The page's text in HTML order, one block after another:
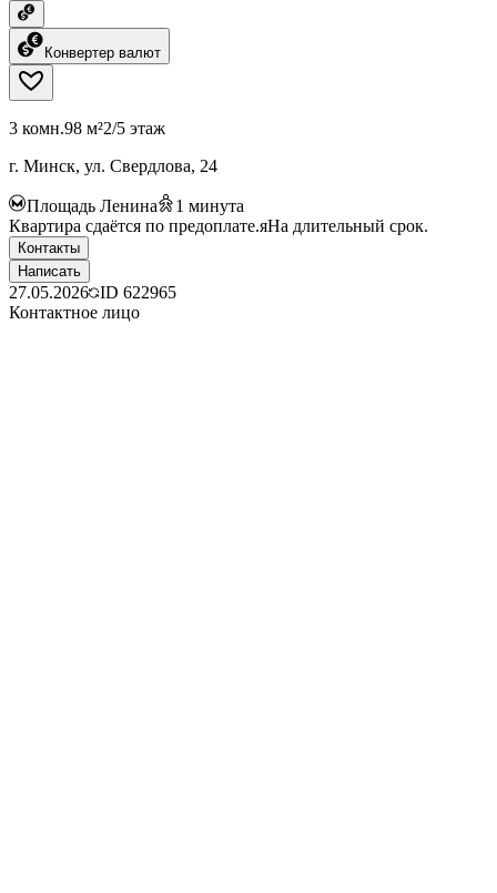
Конвертер валют
3 комн.98 м²2/5 этаж
г. Минск, ул. Свердлова, 24
Площадь Ленина 1 минута
Квартира сдаётся по предоплате.яНа длительный срок.
Контакты
Написать
27.05.2026 ID 622965
Контактное лицо